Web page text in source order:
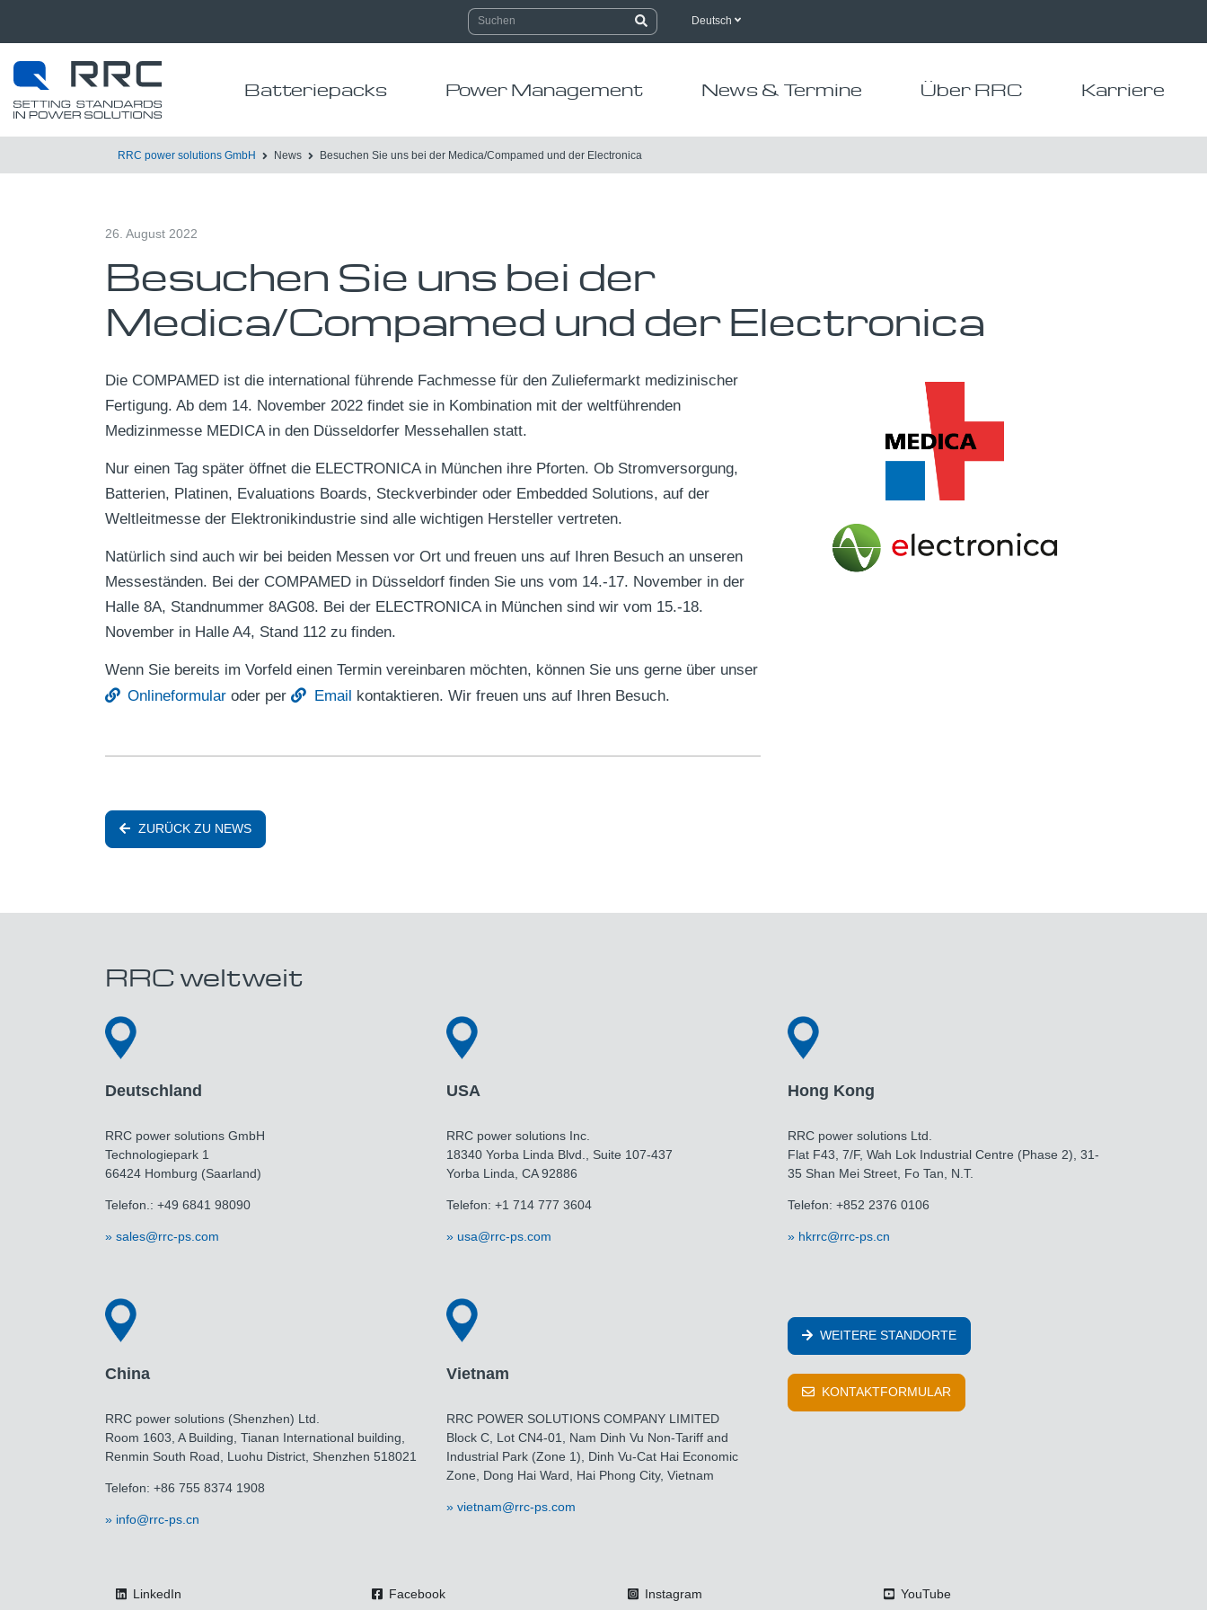
Deutsch
Batteriepacks Power Management News & Termine Über RRC Karriere
RRC power solutions GmbH News Besuchen Sie uns bei der Medica/Compamed und der Electronica
26. August 2022
Besuchen Sie uns bei der
Medica/Compamed und der Electronica
Die COMPAMED ist die international führende Fachmesse für den Zuliefermarkt medizinischer
Fertigung. Ab dem 14. November 2022 findet sie in Kombination mit der weltführenden
Medizinmesse MEDICA in den Düsseldorfer Messehallen statt.
Nur einen Tag später öffnet die ELECTRONICA in München ihre Pforten. Ob Stromversorgung,
Batterien, Platinen, Evaluations Boards, Steckverbinder oder Embedded Solutions, auf der
Weltleitmesse der Elektronikindustrie sind alle wichtigen Hersteller vertreten.
Natürlich sind auch wir bei beiden Messen vor Ort und freuen uns auf Ihren Besuch an unseren
Messeständen. Bei der COMPAMED in Düsseldorf finden Sie uns vom 14.-17. November in der
Halle 8A, Standnummer 8AG08. Bei der ELECTRONICA in München sind wir vom 15.-18.
November in Halle A4, Stand 112 zu finden.
Wenn Sie bereits im Vorfeld einen Termin vereinbaren möchten, können Sie uns gerne über unser
Onlineformular oder per Email kontaktieren. Wir freuen uns auf Ihren Besuch.
ZURÜCK ZU NEWS
RRC weltweit
Deutschland
RRC power solutions GmbH
Technologiepark 1
66424 Homburg (Saarland)
Telefon.: +49 6841 98090
sales@rrc-ps.com
USA
RRC power solutions Inc.
18340 Yorba Linda Blvd., Suite 107-437
Yorba Linda, CA 92886
Telefon: +1 714 777 3604
usa@rrc-ps.com
Hong Kong
RRC power solutions Ltd.
Flat F43, 7/F, Wah Lok Industrial Centre (Phase 2), 31-
35 Shan Mei Street, Fo Tan, N.T.
Telefon: +852 2376 0106
hkrrc@rrc-ps.cn
China
RRC power solutions (Shenzhen) Ltd.
Room 1603, A Building, Tianan International building,
Renmin South Road, Luohu District, Shenzhen 518021
Telefon: +86 755 8374 1908
info@rrc-ps.cn
Vietnam
RRC POWER SOLUTIONS COMPANY LIMITED
Block C, Lot CN4-01, Nam Dinh Vu Non-Tariff and
Industrial Park (Zone 1), Dinh Vu-Cat Hai Economic
Zone, Dong Hai Ward, Hai Phong City, Vietnam
vietnam@rrc-ps.com
WEITERE STANDORTE
KONTAKTFORMULAR
LinkedIn Facebook Instagram YouTube